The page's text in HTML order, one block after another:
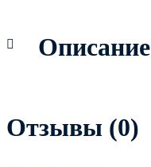
Описание
Отзывы (0)